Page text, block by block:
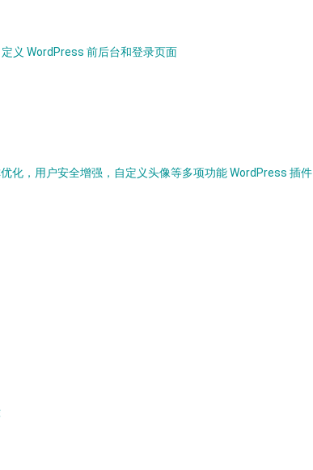
义 WordPress 前后台和登录页面
化，用户安全增强，自定义头像等多项功能 WordPress 插件